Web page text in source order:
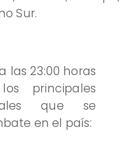
Sur.
las 23:00 horas
principales
que se
en el país: